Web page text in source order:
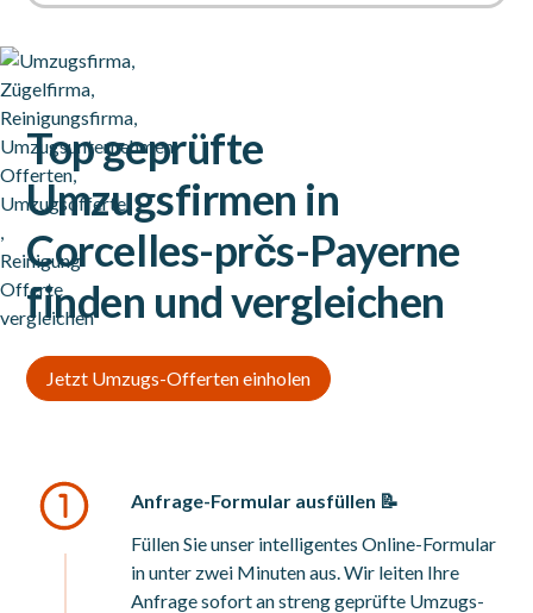
Top geprüfte
Umzugsfirmen in
Corcelles-prčs-Payerne
finden und vergleichen
Jetzt Umzugs-Offerten einholen
Anfrage-Formular ausfüllen 📝
Füllen Sie unser intelligentes Online-Formular
in unter zwei Minuten aus. Wir leiten Ihre
Anfrage sofort an streng geprüfte Umzugs-